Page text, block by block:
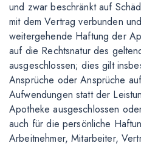
und zwar beschränkt auf
mit dem Vertrag verbunden
weitergehende Haftung der
auf die Rechtsnatur des
ausgeschlossen; dies gilt
Ansprüche oder Ansprüche
Aufwendungen statt der
Apotheke ausgeschlossen
auch für die persönliche
Arbeitnehmer, Mitarbeiter,